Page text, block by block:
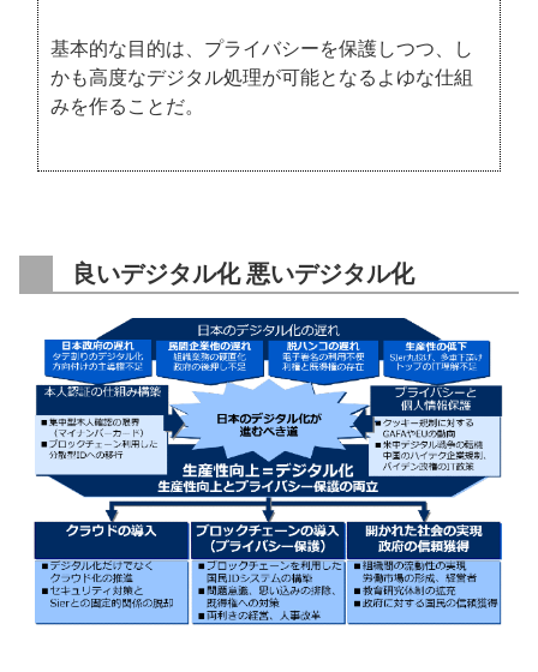
基本的な目的は、プライバシーを保護しつつ、し
かも高度なデジタル処理が可能となるよゆな仕組
みを作ることだ。
良いデジタル化 悪いデジタル化